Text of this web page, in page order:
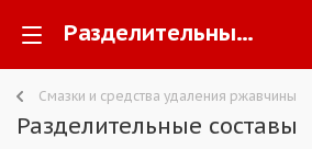
Разделительные составы -
Смазки и средства удаления ржавчины
Разделительные составы